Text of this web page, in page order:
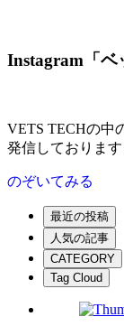
Instagram「ベ
VETS TECHの中
発信しております
のぞいてみる
最近の投稿
人気の記事
CATEGORY
Tag Cloud